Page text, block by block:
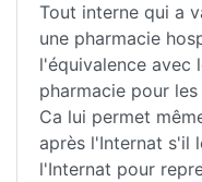
Tout interne qui a
une pharmacie
l'équivalence avec
pharmacie pour
Ca lui permet
après l'Internat s'il
l'Internat pour